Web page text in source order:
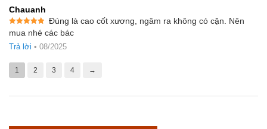
Chauanh
Được xếp
hạng 55
sao
Đúng là cao cốt xương, ngâm ra không có cặn. Nên
mua nhé các bác
Trả lời • 08/2025
1 2 3 4 →